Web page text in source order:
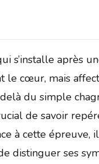
s’installe après
le cœur, mais
du simple
de savoir
à cette épreuve,
distinguer ses